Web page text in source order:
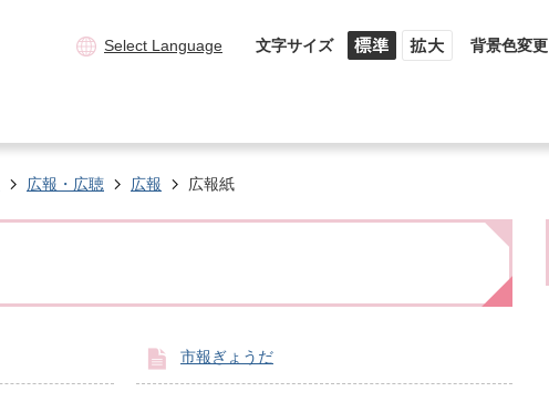
Select Language 文字サイズ 背景色変更
広報・広聴 広報 広報紙
市報ぎょうだ